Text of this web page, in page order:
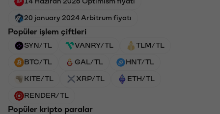
20 january 2024 Arbitrum fiyatı
Popüler işlem çiftleri
SYN/TL VANRY/TL TLM/TL
BTC/TL GAL/TL HNT/TL
KITE/TL XRP/TL ETH/TL
RENDER/TL
Popüler kripto paralar